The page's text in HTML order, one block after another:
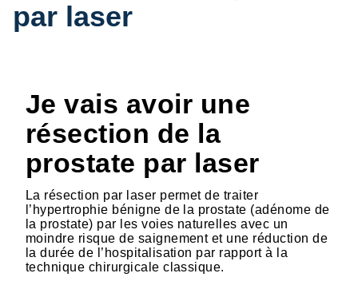
par laser
Je vais avoir une
résection de la
prostate par laser
La résection par laser permet de traiter
l’hypertrophie bénigne de la prostate (adénome de
la prostate) par les voies naturelles avec un
moindre risque de saignement et une réduction de
la durée de l’hospitalisation par rapport à la
technique chirurgicale classique.